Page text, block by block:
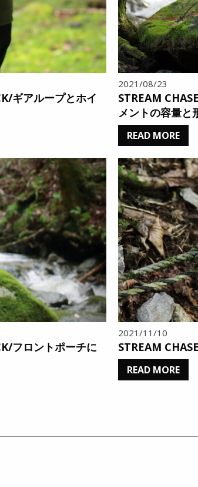
ギアループとホイ
2021/08/23
STREAM
メントの容量と
READ MORE
フロントポーチに
2021/11/10
STREAM
READ MORE